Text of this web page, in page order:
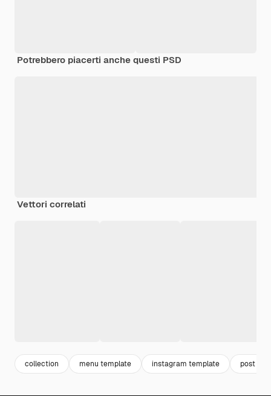
Potrebbero piacerti anche questi PSD
Vettori correlati
collection menu template instagram template post